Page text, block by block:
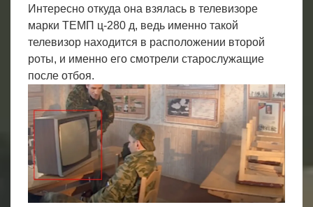
Интересно откуда она взялась в телевизоре
марки ТЕМП ц-280 д, ведь именно такой
телевизор находится в расположении второй
роты, и именно его смотрели старослужащие
после отбоя.